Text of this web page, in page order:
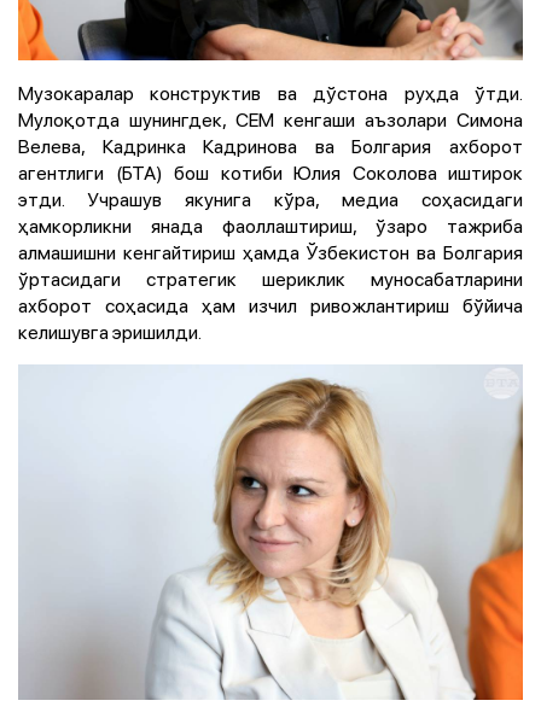
Музокаралар конструктив ва дўстона руҳда ўтди.
Мулоқотда шунингдек, CEM кенгаши аъзолари Симона
Велева, Кадринка Кадринова ва Болгария ахборот
агентлиги (БТА) бош котиби Юлия Соколова иштирок
этди. Учрашув якунига кўра, медиа соҳасидаги
ҳамкорликни янада фаоллаштириш, ўзаро тажриба
алмашишни кенгайтириш ҳамда Ўзбекистон ва Болгария
ўртасидаги стратегик шериклик муносабатларини
ахборот соҳасида ҳам изчил ривожлантириш бўйича
келишувга эришилди.